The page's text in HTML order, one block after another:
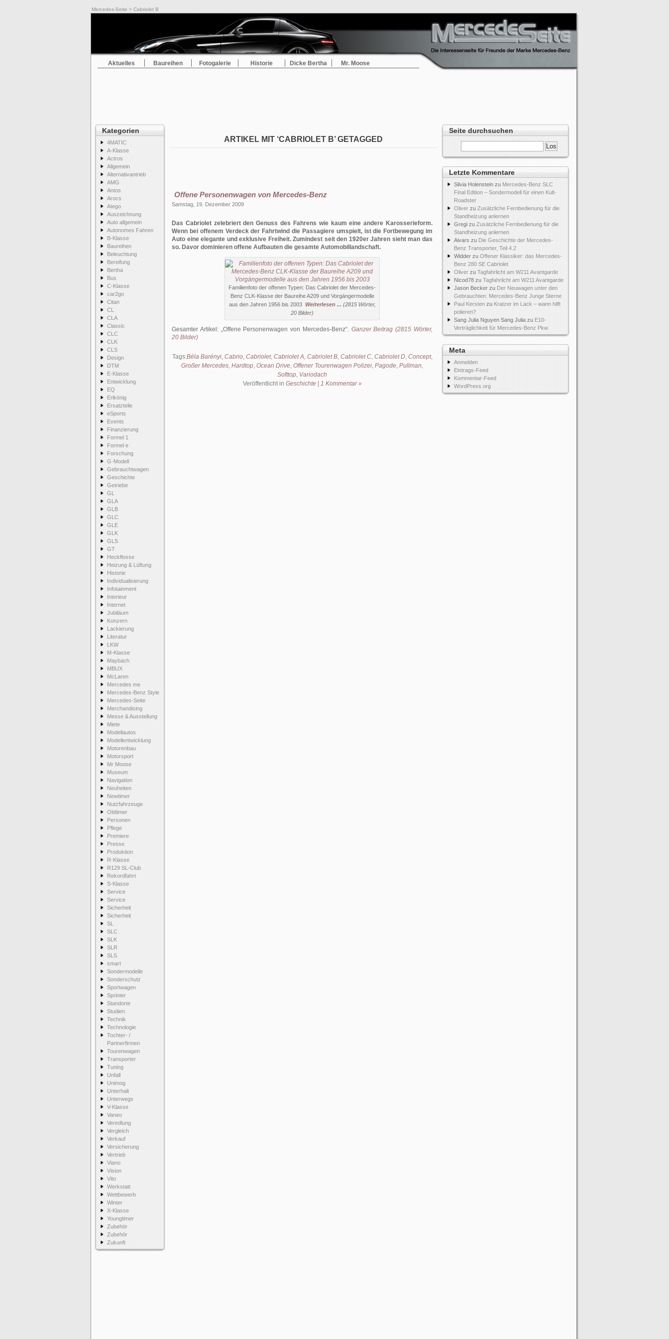
Mercedes-Seite > Cabriolet B
Aktuelles Baureihen Fotogalerie Historie Dicke Bertha Mr. Moose
Kategorien
4MATIC
A-Klasse
Actros
Allgemein
Alternativantrieb
AMG
Antos
Arocs
Atego
Auszeichnung
Auto allgemein
Autonomes Fahren
B-Klasse
Baureihen
Beleuchtung
Bereifung
Bertha
Bus
C-Klasse
car2go
Citan
CL
CLA
Classic
CLC
CLK
CLS
Design
DTM
E-Klasse
Entwicklung
EQ
Erlkönig
Ersatzteile
eSports
Events
Finanzierung
Formel 1
Formel e
Forschung
G-Modell
Gebrauchtwagen
Geschichte
Getriebe
GL
GLA
GLB
GLC
GLE
GLK
GLS
GT
Heckflosse
Heizung & Lüftung
Historie
Individualisierung
Infotainment
Interieur
Internet
Jubiläum
Konzern
Lackierung
Literatur
LKW
M-Klasse
Maybach
MBUX
McLaren
Mercedes me
Mercedes-Benz Style
Mercedes-Seite
Merchandising
Messe & Ausstellung
Miete
Modellautos
Modellentwicklung
Motorenbau
Motorsport
Mr Moose
Museum
Navigation
Neuheiten
Newtimer
Nutzfahrzeuge
Oldtimer
Personen
Pflege
Premiere
Presse
Produktion
R-Klasse
R129 SL-Club
Rekordfahrt
S-Klasse
Service
Service
Sicherheit
Sicherheit
SL
SLC
SLK
SLR
SLS
smart
Sondermodelle
Sonderschutz
Sportwagen
Sprinter
Standorte
Studien
Technik
Technologie
Tochter- /
Partnerfirmen
Tourenwagen
Transporter
Tuning
Unfall
Unimog
Unterhalt
Unterwegs
V-Klasse
Vaneo
Veredlung
Vergleich
Verkauf
Versicherung
Vertrieb
Viano
Vision
Vito
Werkstatt
Wettbewerb
Winter
X-Klasse
Youngtimer
Zubehör
Zubehör
Zukunft
Seite durchsuchen
Letzte Kommentare
Silvia Holenstein zu Mercedes-Benz SLC
Final Edition – Sondermodell für einen Kult-
Roadster
Oliver zu Zusätzliche Fernbedienung für die
Standheizung anlernen
Gregi zu Zusätzliche Fernbedienung für die
Standheizung anlernen
Aivars zu Die Geschichte der Mercedes-
Benz Transporter, Teil 4.2
Widder zu Offener Klassiker: das Mercedes-
Benz 280 SE Cabriolet
Oliver zu Tagfahrlicht am W211 Avantgarde
Nicod78 zu Tagfahrlicht am W211 Avantgarde
Jason Becker zu Der Neuwagen unter den
Gebrauchten: Mercedes-Benz Junge Sterne
Paul Kersten zu Kratzer im Lack – wann hilft
polieren?
Sang Julia Nguyen Sang Julia zu E10-
Verträglichkeit für Mercedes-Benz Pkw
Meta
Anmelden
Eintrags-Feed
Kommentar-Feed
WordPress.org
ARTIKEL MIT ‘CABRIOLET B’ GETAGGED
Offene Personenwagen von Mercedes-Benz
Samstag, 19. Dezember 2009
Das Cabriolet zelebriert den Genuss des Fahrens wie kaum eine andere Karosserieform.
Wenn bei offenem Verdeck der Fahrtwind die Passagiere umspielt, ist die Fortbewegung im
Auto eine elegante und exklusive Freiheit. Zumindest seit den 1920er Jahren sieht man das
so. Davor dominieren offene Aufbauten die gesamte Automobillandschaft.
Familienfoto der offenen Typen: Das Cabriolet der Mercedes-
Benz CLK-Klasse der Baureihe A209 und Vorgängermodelle
aus den Jahren 1956 bis 2003 Weiterlesen ... (2815 Wörter,
20 Bilder)
Gesamter Artikel: Offene Personenwagen von Mercedes-Benz . Ganzer Beitrag (2815 Wörter,
20 Bilder)
Tags:Béla Barényi, Cabrio, Cabriolet, Cabriolet A, Cabriolet B, Cabriolet C, Cabriolet D, Concept,
Großer Mercedes, Hardtop, Ocean Drive, Offener Tourenwagen Polizei, Pagode, Pullman,
Softtop, Variodach
Veröffentlicht in Geschichte| 1 Kommentar »